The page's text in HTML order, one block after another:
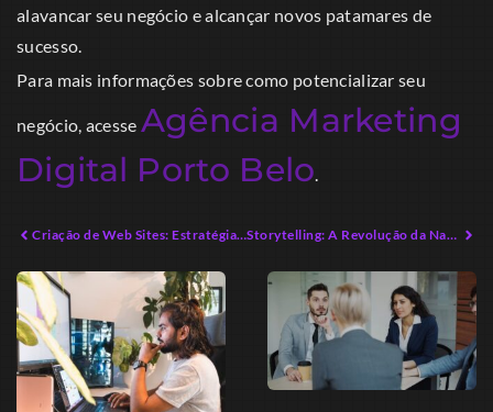
alavancar seu negócio e alcançar novos patamares de
sucesso.
Para mais informações sobre como potencializar seu
negócio, acesse Agência Marketing
Digital Porto Belo.
Criação de Web Sites: Estratégias Sustentáveis para 2026 Storytelling: A Revolução da Narrativa no Marketing